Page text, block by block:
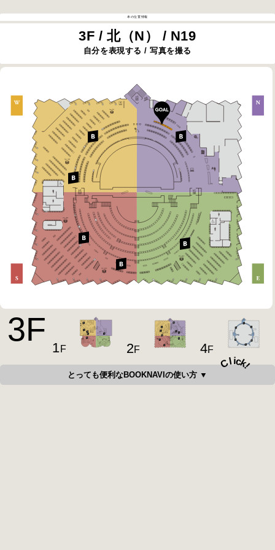
本の位置情報
3F / 北（N） / N19
自分を表現する / 写真を撮る
3F
1F 2F 4F
Cl ick
!
とっても便利なBOOKNAVIの使い方 ▼